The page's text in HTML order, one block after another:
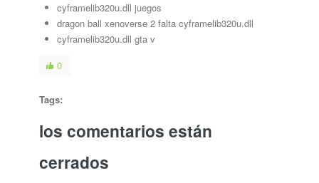
cyframelib320u.dll juegos
dragon ball xenoverse 2 falta cyframelib320u.dll
cyframelib320u.dll gta v
0
Tags:
los comentarios están
cerrados